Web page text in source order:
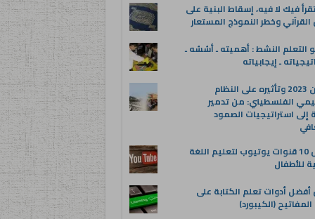
فيك لا فيه، إسقاط البنية على
وخطر النموذج المستعار
التعلم النشط : أهميته ـ أسُسُه ـ
ـ إيجابياته
عدوان 2023 وتأثيره على النظام
الفلسطيني: من تدمير
إلى استراتيجيات الصمود
أفضل 10 قنوات يوتيوب لتعليم اللغة
للأطفال
أفضل أدوات تعلم الكتابة على
(الكيبورد)